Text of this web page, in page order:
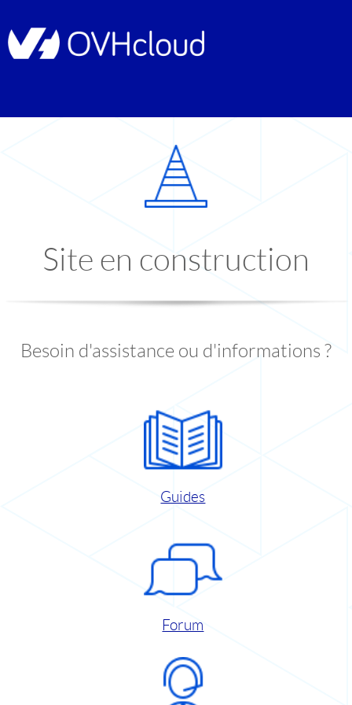
Site en construction
Besoin d'assistance ou d'informations ?
Guides
Forum